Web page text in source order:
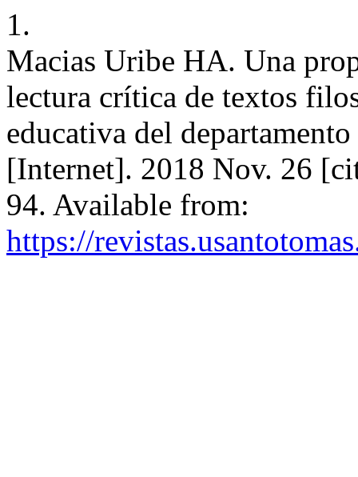
1.
Macias Uribe HA. Una
lectura crítica de textos
educativa del
[Internet]. 2018 Nov. 26
94. Available from:
https://